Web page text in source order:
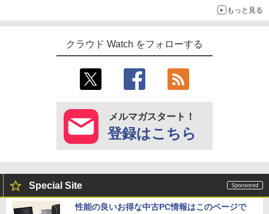
もっと見る
クラウド Watch をフォローする
メルマガスタート！
登録はこちら
Special Site
性能の良いお得な中古PC情報はこのページで